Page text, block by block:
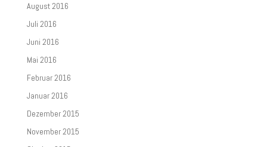
August 2016
Juli 2016
Juni 2016
Mai 2016
Februar 2016
Januar 2016
Dezember 2015
November 2015